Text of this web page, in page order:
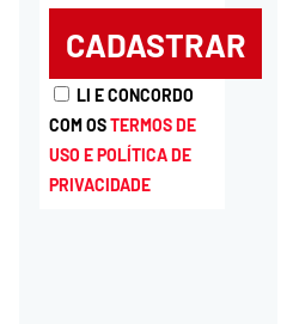
LI E CONCORDO
COM OSTERMOS DE
USO E POLÍTICA DE
PRIVACIDADE